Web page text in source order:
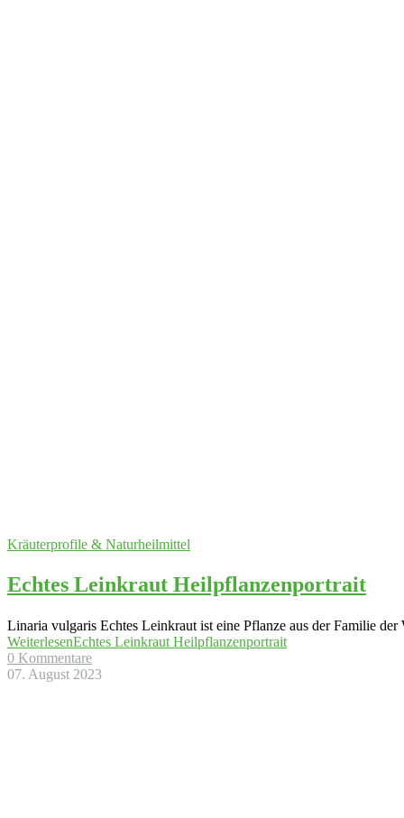
Kräuterprofile & Naturheilmittel
Echtes Leinkraut Heilpflanzenportrait
Linaria vulgaris Echtes Leinkraut ist eine Pflanze aus der Familie der
WeiterlesenEchtes Leinkraut Heilpflanzenportrait
0 Kommentare
07. August 2023